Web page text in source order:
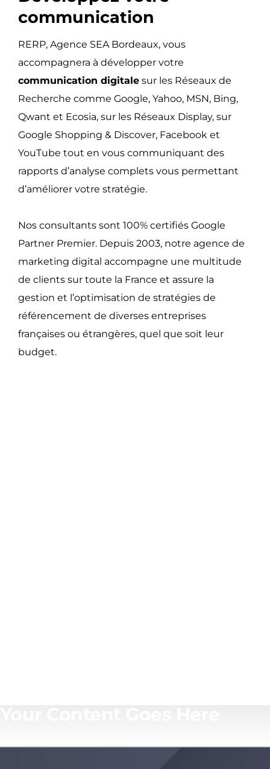
communication
RERP, Agence SEA Bordeaux, vous
accompagnera à développer votre
communication digitalesur les Réseaux de
Recherche comme Google, Yahoo, MSN, Bing,
Qwant et Ecosia, sur les Réseaux Display, sur
Google Shopping & Discover, Facebook et
YouTube tout en vous communiquant des
rapports d’analyse complets vous permettant
d’améliorer votre stratégie.
Nos consultants sont 100% certifiés Google
Partner Premier. Depuis 2003, notre agence de
marketing digital accompagne une multitude
de clients sur toute la France et assure la
gestion et l’optimisation de stratégies de
référencement de diverses entreprises
françaises ou étrangères, quel que soit leur
budget.